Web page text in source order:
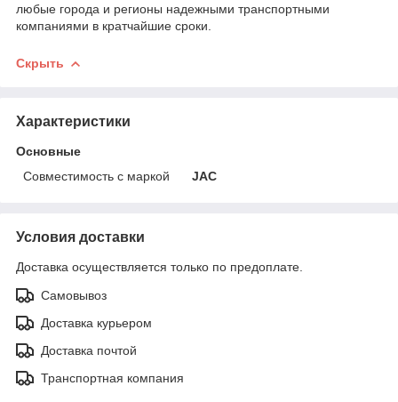
любые города и регионы надежными транспортными
компаниями в кратчайшие сроки.
Скрыть
Характеристики
Основные
Совместимость с маркой
JAC
Условия доставки
Доставка осуществляется только по предоплате.
Самовывоз
Доставка курьером
Доставка почтой
Транспортная компания